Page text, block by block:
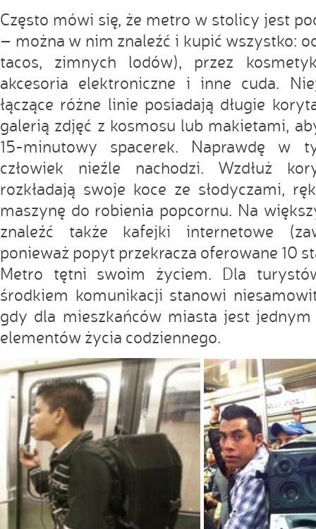
Często mówi się, że metro w stolicy jest
– można w nim znaleźć i kupić wszystko:
tacos, zimnych lodów), przez
akcesoria elektroniczne i inne cuda.
łączące różne linie posiadają długie
galerią zdjęć z kosmosu lub makietami,
15-minutowy spacerek. Naprawdę w
człowiek nieźle nachodzi. Wzdłuż
rozkładają swoje koce ze słodyczami,
maszynę do robienia popcornu. Na
znaleźć także kafejki internetowe
ponieważ popyt przekracza oferowane 10
Metro tętni swoim życiem. Dla
środkiem komunikacji stanowi
gdy dla mieszkańców miasta jest
elementów życia codziennego.